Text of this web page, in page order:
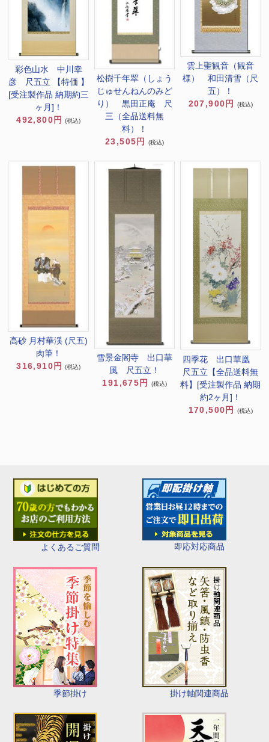
よくあるご質問 即応対応商品
季節掛け 掛け軸関連商品
彩色山水 中川幸
彦 尺五立 【特価 】
[受注製作品 納期約三
ヶ月]！
492,800円
(税込)
松樹千年翠（しょう
じゅせんねんのみど
り） 黒田正庵 尺
三（全品送料無
料）！
23,505円
(税込)
雲上聖観音（観音
様） 和田清雪（尺
五）！
207,900円
(税込)
高砂 月村華渓 (尺五)
肉筆！
316,910円
(税込)
雪景金閣寺 出口華
風 尺五立！
191,675円
(税込)
四季花 出口華凰
尺五立【全品送料無
料】[受注製作品 納期
約2ヶ月]！
170,500円
(税込)